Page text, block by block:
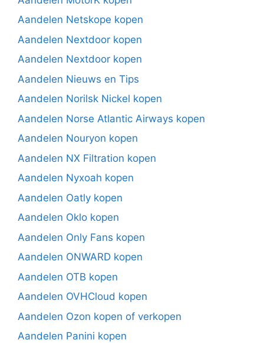
Aandelen Netskope kopen
Aandelen Nextdoor kopen
Aandelen Nextdoor kopen
Aandelen Nieuws en Tips
Aandelen Norilsk Nickel kopen
Aandelen Norse Atlantic Airways kopen
Aandelen Nouryon kopen
Aandelen NX Filtration kopen
Aandelen Nyxoah kopen
Aandelen Oatly kopen
Aandelen Oklo kopen
Aandelen Only Fans kopen
Aandelen ONWARD kopen
Aandelen OTB kopen
Aandelen OVHCloud kopen
Aandelen Ozon kopen of verkopen
Aandelen Panini kopen